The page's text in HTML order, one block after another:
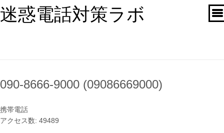
迷惑電話対策ラボ
090-8666-9000 (09086669000)
携帯電話
アクセス数: 49489